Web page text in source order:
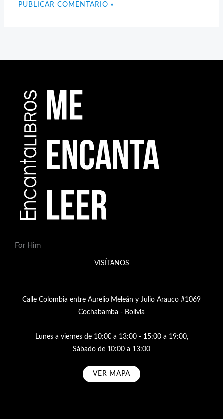
For Him
VISÍTANOS
Calle Colombia entre Aurelio Meleán y Julio Arauco #1069
Cochabamba - Bolivia
Lunes a viernes de 10:00 a 13:00 - 15:00 a 19:00,
Sábado de 10:00 a 13:00
VER MAPA